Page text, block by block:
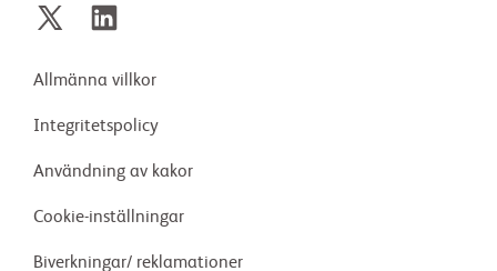
Allmänna villkor
Integritetspolicy
Användning av kakor
Cookie-inställningar
Biverkningar/ reklamationer